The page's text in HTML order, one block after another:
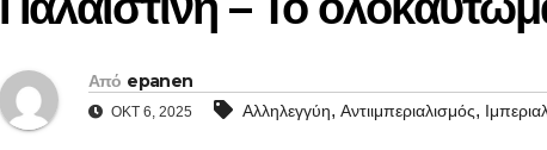
Από epanen
ΟΚΤ 6, 2025 Αλληλεγγύη, Αντιιμπεριαλισμός,